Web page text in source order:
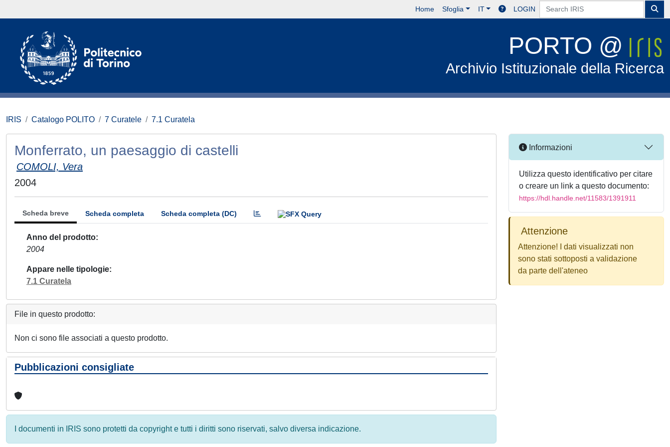
Home Sfoglia IT LOGIN
PORTO @
Archivio Istituzionale della Ricerca
IRIS Catalogo POLITO 7 Curatele 7.1 Curatela
Monferrato, un paesaggio di castelli
COMOLI, Vera
2004
Scheda breve Scheda completa Scheda completa (DC)
Anno del prodotto
2004
Appare nelle tipologie
7.1 Curatela
File in questo prodotto:
Non ci sono file associati a questo prodotto.
Pubblicazioni consigliate
I documenti in IRIS sono protetti da copyright e tutti i diritti sono riservati, salvo diversa indicazione.
Informazioni
Utilizza questo identificativo per citare
o creare un link a questo documento:
https://hdl.handle.net/11583/1391911
Attenzione
Attenzione! I dati visualizzati non
sono stati sottoposti a validazione
da parte dell'ateneo